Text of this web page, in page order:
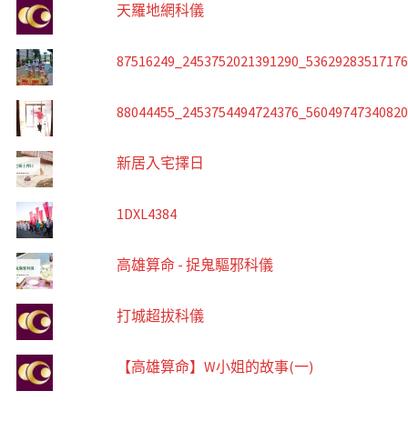
天羅地網科儀
新居入宅擇日
1DXL4384
高雄算命 - 捉鬼驅邪科儀
打城超拔科儀
【高雄算命】W小姐的故事(一)